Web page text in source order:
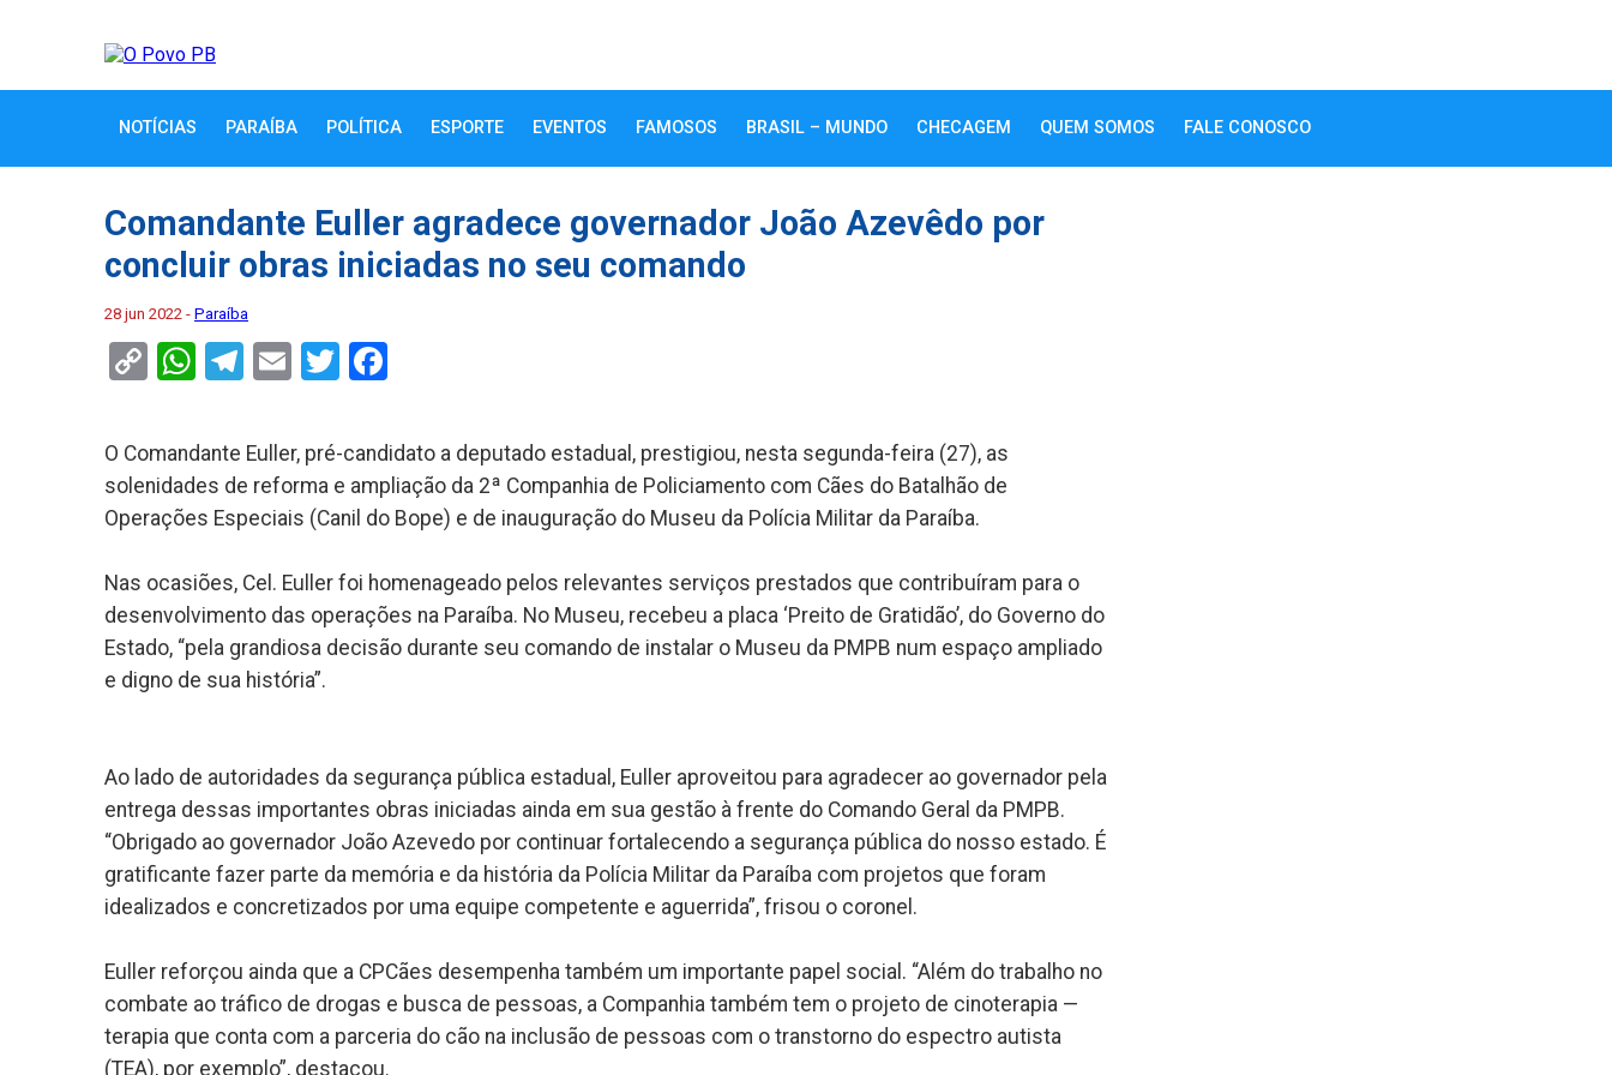
NOTÍCIAS PARAÍBA POLÍTICA ESPORTE EVENTOS FAMOSOS BRASIL – MUNDO CHECAGEM QUEM SOMOS FALE CONOSCO
Comandante Euller agradece governador João Azevêdo por
concluir obras iniciadas no seu comando
28 jun 2022 - Paraíba
CopyWhatsApp
Telegram
EmailTwitter
O Comandante Euller, pré-candidato a deputado estadual, prestigiou, nesta segunda-feira (27), as
solenidades de reforma e ampliação da 2ª Companhia de Policiamento com Cães do Batalhão de
Operações Especiais (Canil do Bope) e de inauguração do Museu da Polícia Militar da Paraíba.
Nas ocasiões, Cel. Euller foi homenageado pelos relevantes serviços prestados que contribuíram para o
desenvolvimento das operações na Paraíba. No Museu, recebeu a placa ‘Preito de Gratidão’, do Governo do
Estado, “pela grandiosa decisão durante seu comando de instalar o Museu da PMPB num espaço ampliado
e digno de sua história”.
Ao lado de autoridades da segurança pública estadual, Euller aproveitou para agradecer ao governador pela
entrega dessas importantes obras iniciadas ainda em sua gestão à frente do Comando Geral da PMPB.
“Obrigado ao governador João Azevedo por continuar fortalecendo a segurança pública do nosso estado. É
gratificante fazer parte da memória e da história da Polícia Militar da Paraíba com projetos que foram
idealizados e concretizados por uma equipe competente e aguerrida”, frisou o coronel.
Euller reforçou ainda que a CPCães desempenha também um importante papel social. “Além do trabalho no
combate ao tráfico de drogas e busca de pessoas, a Companhia também tem o projeto de cinoterapia —
terapia que conta com a parceria do cão na inclusão de pessoas com o transtorno do espectro autista
(TEA), por exemplo”, destacou.